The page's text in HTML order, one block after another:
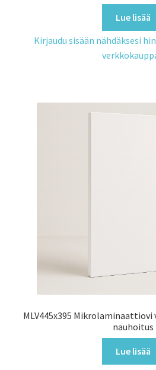
Lue lisää
Kirjaudu sisään nähdäksesi
MLV445x395 Mikrolaminaattiovi
nauhoitus
Lue lisää